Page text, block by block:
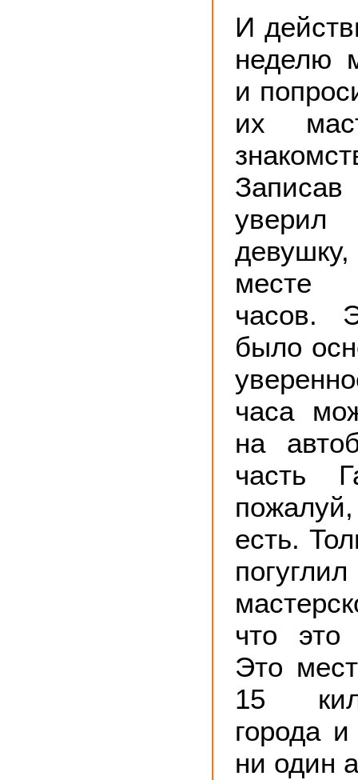
И
неделю
и
их
месте
часов.
было
часа
на
часть
есть.
что это
Это
15
города
ни один